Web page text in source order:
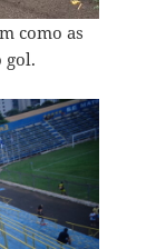
como as
gol.